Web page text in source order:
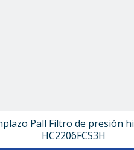
Pall Filtro de presión
HC2206FCS3H